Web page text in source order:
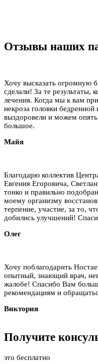
Отзывы наших
Хочу высказать огромную
сделали! За те результаты,
лечения. Когда мы к вам
некроза головки
выздоровели и можем
большое.
Майя
Благодарю коллектив
Евгения Егоровича,
тонко и правильно
моему организму
терпение, участие, за то,
добились улучшений!
Олег
Хочу поблагодарить
опытный, знающий врач,
жалобе! Спасибо Вам
рекомендациям и
Виктория
Получите
это бесплатно